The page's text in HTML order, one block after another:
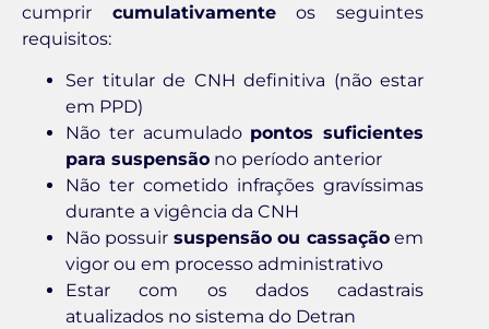
cumprir cumulativamenteos seguintes
requisitos:
Ser titular de CNH definitiva (não estar
em PPD)
Não ter acumulado pontos suficientes
para suspensão no período anterior
Não ter cometido infrações gravíssimas
durante a vigência da CNH
Não possuir suspensão ou cassaçãoem
vigor ou em processo administrativo
Estar com os dados cadastrais
atualizados no sistema do Detran